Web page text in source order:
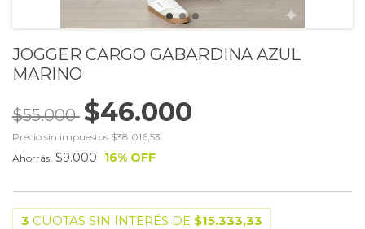
JOGGER CARGO GABARDINA AZUL
MARINO
$55.000 $46.000
Precio sin impuestos $38.016,53
Ahorrás: $9.000 16% OFF
3 CUOTAS SIN INTERÉS DE $15.333,33